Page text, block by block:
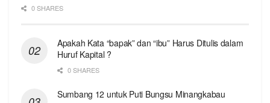
0 SHARES
Apakah Kata “bapak” dan “ibu” Harus Ditulis dalam
Huruf Kapital ?
0 SHARES
Sumbang 12 untuk Puti Bungsu Minangkabau